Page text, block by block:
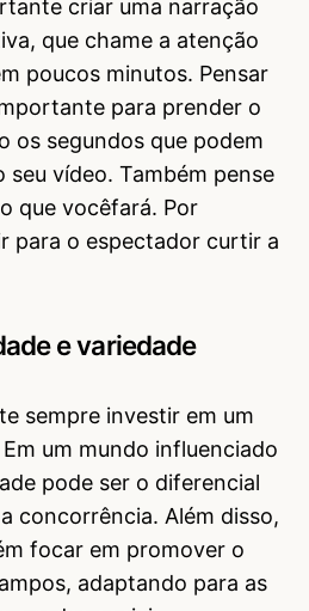
criar uma narração
que chame a atenção
poucos minutos. Pensar
para prender o
os segundos que podem
seu vídeo. Também pense
que vocêfará. Por
para o espectador curtir a
e variedade
sempre investir em um
um mundo influenciado
pode ser o diferencial
concorrência. Além disso,
focar em promover o
adaptando para as